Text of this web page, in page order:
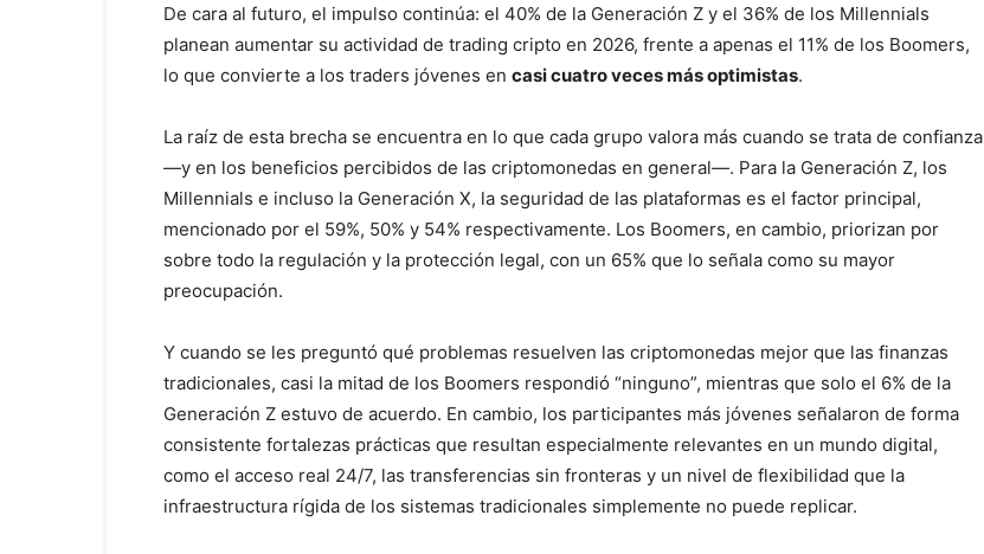
De cara al futuro, el impulso continúa: el 40% de la Generación Z y el 36% de los Millennials
planean aumentar su actividad de trading cripto en 2026, frente a apenas el 11% de los Boomers,
lo que convierte a los traders jóvenes en casi cuatro veces más optimistas.
La raíz de esta brecha se encuentra en lo que cada grupo valora más cuando se trata de confianza
—y en los beneficios percibidos de las criptomonedas en general—. Para la Generación Z, los
Millennials e incluso la Generación X, la seguridad de las plataformas es el factor principal,
mencionado por el 59%, 50% y 54% respectivamente. Los Boomers, en cambio, priorizan por
sobre todo la regulación y la protección legal, con un 65% que lo señala como su mayor
preocupación.
Y cuando se les preguntó qué problemas resuelven las criptomonedas mejor que las finanzas
tradicionales, casi la mitad de los Boomers respondió “ninguno”, mientras que solo el 6% de la
Generación Z estuvo de acuerdo. En cambio, los participantes más jóvenes señalaron de forma
consistente fortalezas prácticas que resultan especialmente relevantes en un mundo digital,
como el acceso real 24/7, las transferencias sin fronteras y un nivel de flexibilidad que la
infraestructura rígida de los sistemas tradicionales simplemente no puede replicar.